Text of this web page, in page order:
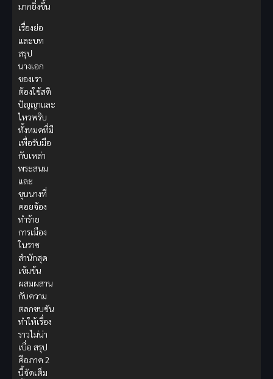
มากยิ่งขึ้น
เรื่องย่อ
และบท
สรุป
นางเอก
ของเรา
ต้องใช้สติ
ปัญญาและ
ไหวพริบ
ทั้งหมดที่มี
เพื่อรับมือ
กับเหล่า
พระสนม
และ
ขุนนางที่
คอยจ้อง
ทำร้าย
การเมือง
ในราช
สำนักสุด
เข้มข้น
ผสมผสาน
กับความ
ตลกขบขัน
ทำให้เรื่อง
ราวไม่น่า
เบื่อ สรุป
คือภาค 2
นี้จัดเต็ม